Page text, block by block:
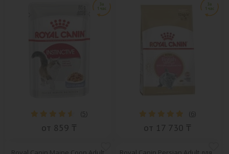
(5)
от 859 ₸
(6)
от 17 730 ₸